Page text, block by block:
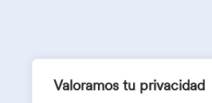
Valoramos tu privacidad